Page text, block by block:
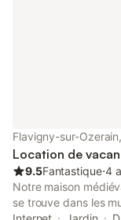
Flavigny-sur-
Location de
9.5Fantastique⋅4
Notre maison
se trouve dans les